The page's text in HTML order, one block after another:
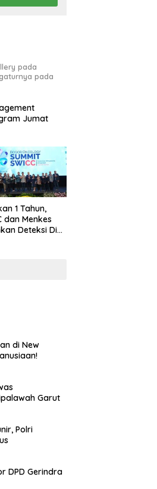
pada
pada
Jumat
1 Tahun,
dan Menkes
Deteksi Dini
di New
Garut
Polri
DPD Gerindra